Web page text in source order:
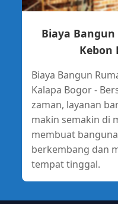
Biaya
Kebon
Biaya Bangun
Kalapa Bogor -
zaman, layanan
makin semakin di
membuat
berkembang dan
tempat tinggal.